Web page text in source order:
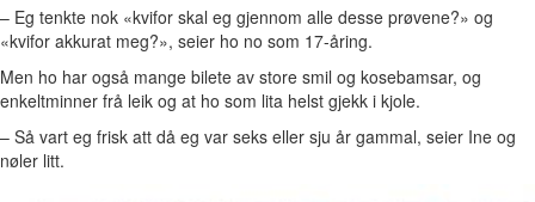
– Eg tenkte nok «kvifor skal eg gjennom alle desse prøvene?» og
«kvifor akkurat meg?», seier ho no som 17-åring.
Men ho har også mange bilete av store smil og kosebamsar, og
enkeltminner frå leik og at ho som lita helst gjekk i kjole.
– Så vart eg frisk att då eg var seks eller sju år gammal, seier Ine og
nøler litt.